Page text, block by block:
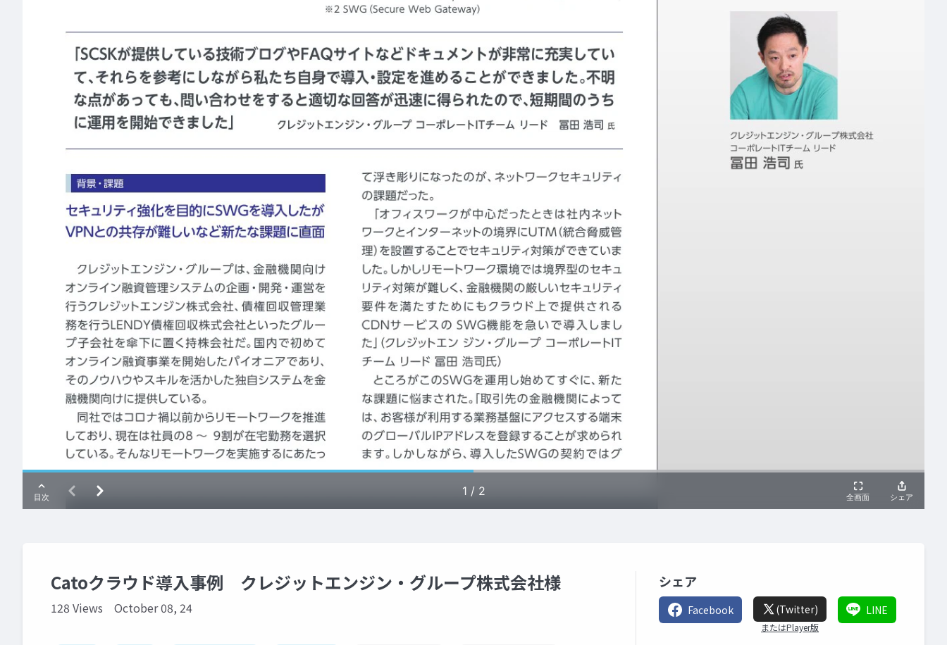
Catoクラウド導入事例 クレジットエンジン・グループ株式会社様
128 Views October 08, 24
シェア
Facebook (Twitter)
またはPlayer版
LINE